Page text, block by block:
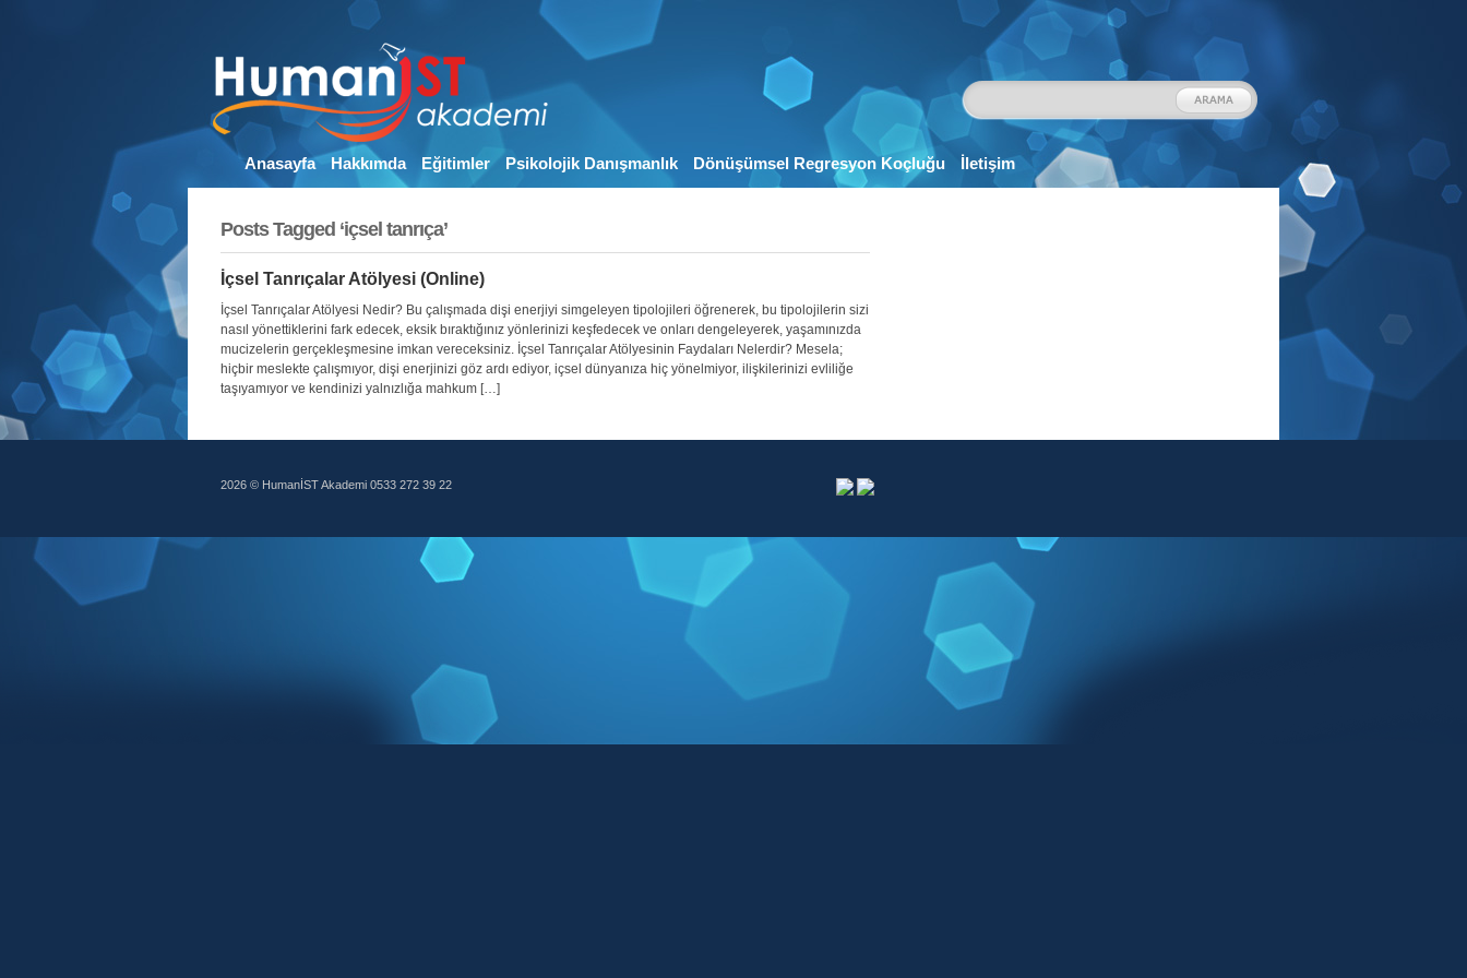
Anasayfa Hakkımda Eğitimler Psikolojik Danışmanlık Dönüşümsel Regresyon Koçluğu İletişim
Posts Tagged ‘içsel tanrıça’
İçsel Tanrıçalar Atölyesi (Online)
İçsel Tanrıçalar Atölyesi Nedir? Bu çalışmada dişi enerjiyi simgeleyen tipolojileri öğrenerek, bu tipolojilerin sizi
nasıl yönettiklerini fark edecek, eksik bıraktığınız yönlerinizi keşfedecek ve onları dengeleyerek, yaşamınızda
mucizelerin gerçekleşmesine imkan vereceksiniz. İçsel Tanrıçalar Atölyesinin Faydaları Nelerdir? Mesela;
hiçbir meslekte çalışmıyor, dişi enerjinizi göz ardı ediyor, içsel dünyanıza hiç yönelmiyor, ilişkilerinizi evliliğe
taşıyamıyor ve kendinizi yalnızlığa mahkum […]
2026 © HumanİST Akademi 0533 272 39 22